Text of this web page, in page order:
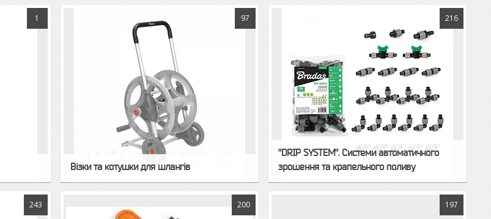
1 97
Візки та котушки для шлангів
216
"DRIP SYSTEM". Системи автоматичного
зрошення та крапельного поливу
243 200 197